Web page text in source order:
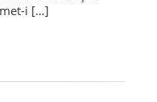
i […]